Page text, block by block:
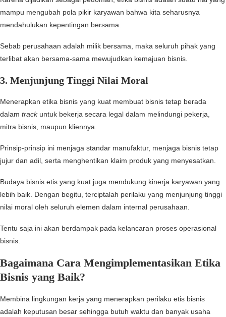
mampu mengubah pola pikir karyawan bahwa kita seharusnya
mendahulukan kepentingan bersama.
Sebab perusahaan adalah milik bersama, maka seluruh pihak yang
terlibat akan bersama-sama mewujudkan kemajuan bisnis.
3. Menjunjung Tinggi Nilai Moral
Menerapkan etika bisnis yang kuat membuat bisnis tetap berada
dalam trackuntuk bekerja secara legal dalam melindungi pekerja,
mitra bisnis, maupun kliennya.
Prinsip-prinsip ini menjaga standar manufaktur, menjaga bisnis tetap
jujur ​​dan adil, serta menghentikan klaim produk yang menyesatkan.
Budaya bisnis etis yang kuat juga mendukung kinerja karyawan yang
lebih baik. Dengan begitu, terciptalah perilaku yang menjunjung tinggi
nilai moral oleh seluruh elemen dalam internal perusahaan.
Tentu saja ini akan berdampak pada kelancaran proses operasional
bisnis.
Bagaimana Cara Mengimplementasikan Etika
Bisnis yang Baik?
Membina lingkungan kerja yang menerapkan perilaku etis bisnis
adalah keputusan besar sehingga butuh waktu dan banyak usaha